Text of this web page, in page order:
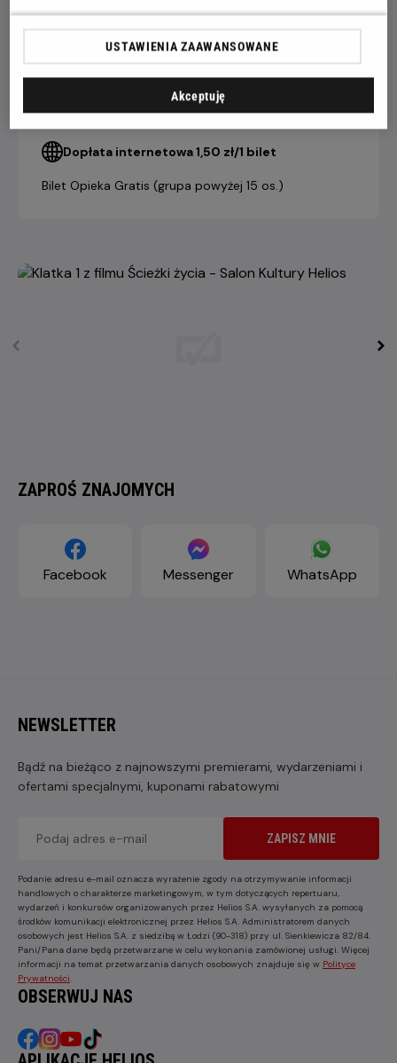
bilet
indywidualny
osób)
21,90 ZŁ
Dopłata internetowa 1,50 zł/1 bilet
Bilet Opieka Gratis (grupa powyżej 15 os.)
ZAPROŚ ZNAJOMYCH
Facebook Messenger WhatsApp
NEWSLETTER
Bądź na bieżąco z najnowszymi premierami, wydarzeniami i
ofertami specjalnymi, kuponami rabatowymi
ZAPISZ MNIE
Podanie adresu e-mail oznacza wyrażenie zgody na otrzymywanie informacji
handlowych o charakterze marketingowym, w tym dotyczących repertuaru,
wydarzeń i konkursów organizowanych przez Helios S.A. wysyłanych za pomocą
środków komunikacji elektronicznej przez Helios S.A. Administratorem danych
osobowych jest Helios S.A. z siedzibą w Łodzi (90-318) przy ul. Sienkiewicza 82/84.
Pani/Pana dane będą przetwarzane w celu wykonania zamówionej usługi. Więcej
informacji na temat przetwarzania danych osobowych znajduje się w Polityce
Prywatności
OBSERWUJ NAS
USTAWIENIA ZAAWANSOWANE
Akceptuję